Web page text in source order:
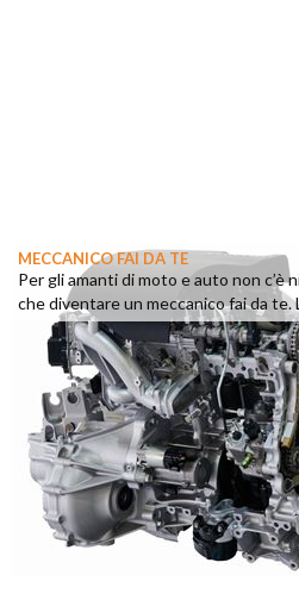
MECCANICO FAI DA TE
Per gli amanti di moto e auto non c’è
che diventare un meccanico fai da te.